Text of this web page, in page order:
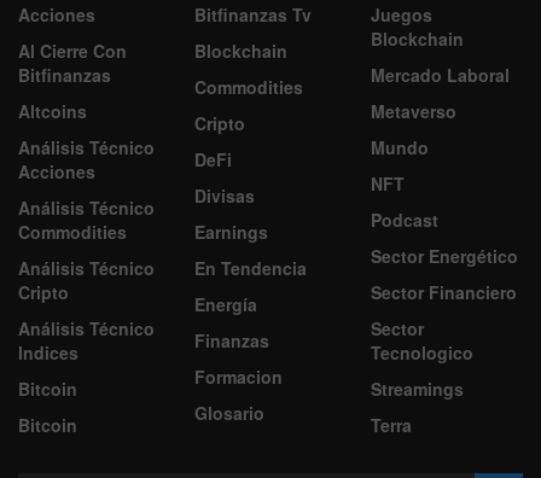
Acciones
Al Cierre Con
Bitfinanzas
Altcoins
Análisis Técnico
Acciones
Análisis Técnico
Commodities
Análisis Técnico
Cripto
Análisis Técnico
Indices
Bitcoin
Bitcoin
Bitfinanzas Tv
Blockchain
Commodities
Cripto
DeFi
Divisas
Earnings
En Tendencia
Energía
Finanzas
Formacion
Glosario
Juegos
Blockchain
Mercado Laboral
Metaverso
Mundo
NFT
Podcast
Sector Energético
Sector Financiero
Sector
Tecnologico
Streamings
Terra